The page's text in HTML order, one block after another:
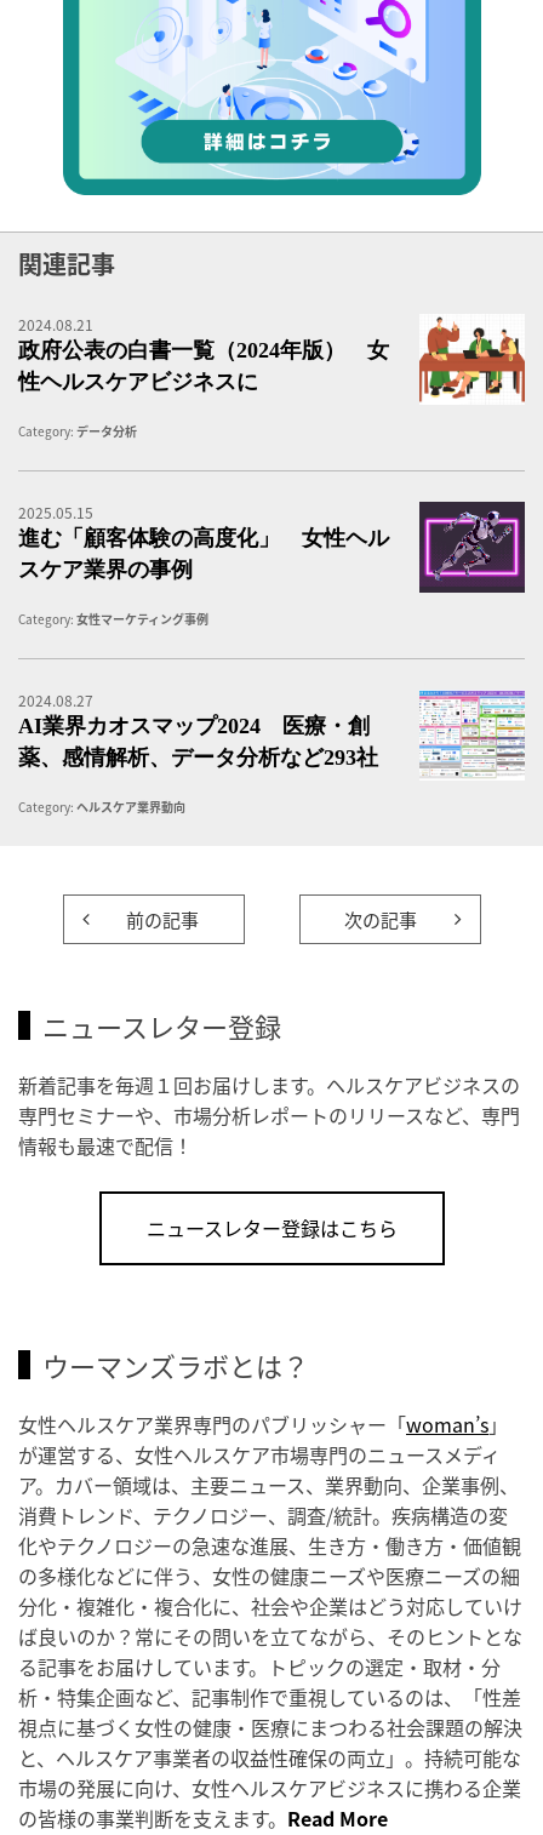
関連記事
2024.08.21
政府公表の白書一覧（2024年版） 女
性ヘルスケアビジネスに
Category: データ分析
2025.05.15
進む「顧客体験の高度化」 女性ヘル
スケア業界の事例
Category: 女性マーケティング事例
2024.08.27
AI業界カオスマップ2024 医療・創
薬、感情解析、データ分析など293社
Category: ヘルスケア業界動向
前の記事 次の記事
ニュースレター登録
新着記事を毎週１回お届けします。ヘルスケアビジネスの
専門セミナーや、市場分析レポートのリリースなど、専門
情報も最速で配信！
ニュースレター登録はこちら
ウーマンズラボとは？
女性ヘルスケア業界専門のパブリッシャー「woman’s」
が運営する、女性ヘルスケア市場専門のニュースメディ
ア。カバー領域は、主要ニュース、業界動向、企業事例、
消費トレンド、テクノロジー、調査/統計。疾病構造の変
化やテクノロジーの急速な進展、生き方・働き方・価値観
の多様化などに伴う、女性の健康ニーズや医療ニーズの細
分化・複雑化・複合化に、社会や企業はどう対応していけ
ば良いのか？常にその問いを立てながら、そのヒントとな
る記事をお届けしています。トピックの選定・取材・分
析・特集企画など、記事制作で重視しているのは、「性差
視点に基づく女性の健康・医療にまつわる社会課題の解決
と、ヘルスケア事業者の収益性確保の両立」。持続可能な
市場の発展に向け、女性ヘルスケアビジネスに携わる企業
の皆様の事業判断を支えます。 Read More